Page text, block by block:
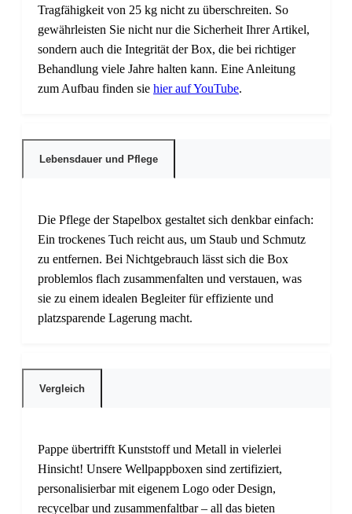
Tragfähigkeit von 25 kg nicht zu überschreiten. So
gewährleisten Sie nicht nur die Sicherheit Ihrer Artikel,
sondern auch die Integrität der Box, die bei richtiger
Behandlung viele Jahre halten kann. Eine Anleitung
zum Aufbau finden sie hier auf YouTube.
Lebensdauer und Pflege
Die Pflege der Stapelbox gestaltet sich denkbar einfach:
Ein trockenes Tuch reicht aus, um Staub und Schmutz
zu entfernen. Bei Nichtgebrauch lässt sich die Box
problemlos flach zusammenfalten und verstauen, was
sie zu einem idealen Begleiter für effiziente und
platzsparende Lagerung macht.
Vergleich
Pappe übertrifft Kunststoff und Metall in vielerlei
Hinsicht! Unsere Wellpappboxen sind zertifiziert,
personalisierbar mit eigenem Logo oder Design,
recycelbar und zusammenfaltbar – all das bieten